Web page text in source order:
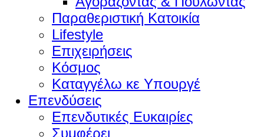
Παραθεριστική Κατοικία
Lifestyle
Επιχειρήσεις
Κόσμος
Καταγγέλω κε Υπουργέ
Επενδύσεις
Επενδυτικές Ευκαιρίες
Συμφέρει